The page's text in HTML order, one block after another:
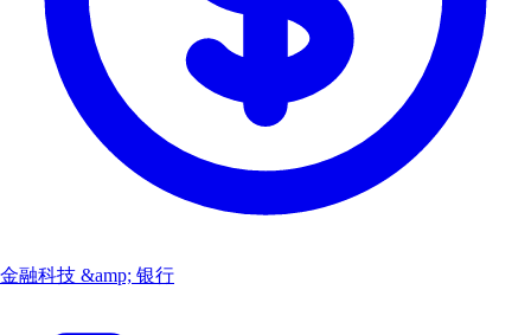
金融科技 &amp; 银行